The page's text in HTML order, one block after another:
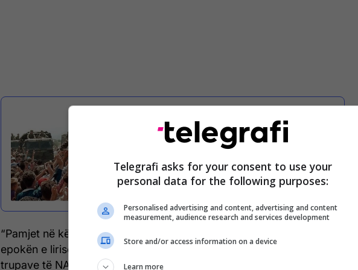
Ambasada e SHBA-së në Kosovë
përkujton 27-vjetorin e hyrjes së forcave
“Pamjet në këto fotografi sjellin kujtimet e ditës kur Kosova nisi
epokën e lirisë, 27 vite më parë. Më 12 qershor 1999, me hyrjen e
trupave të NATO-s, përfshirë Bundeswehr-in gjerman, dhe tërheqjen
Telegrafi asks for your consent to use your
personal data for the following purposes:
Personalised advertising and content, advertising and content
measurement, audience research and services development
Store and/or access information on a device
Learn more